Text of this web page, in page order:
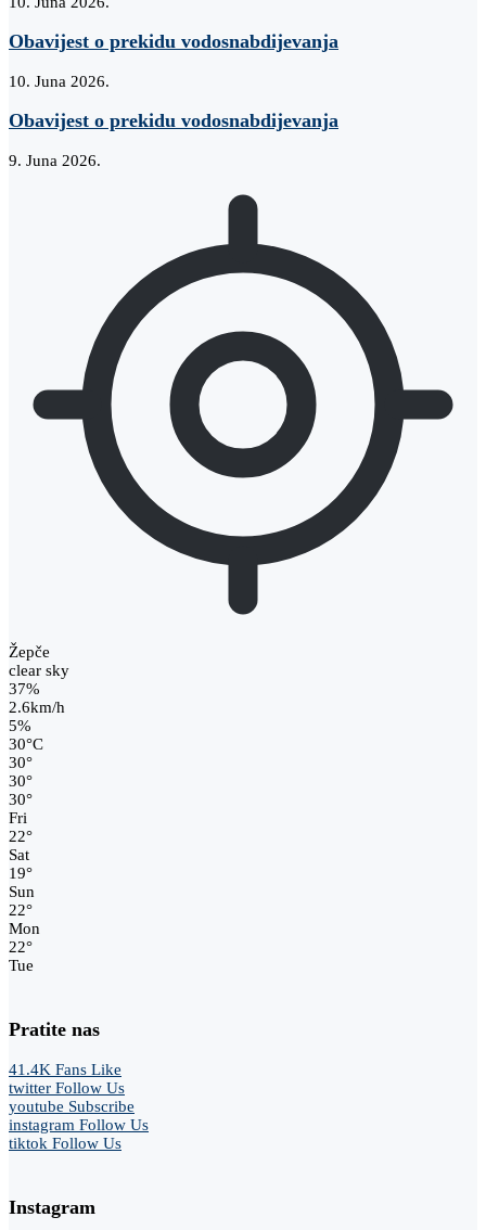
Obavijest o prekidu vodosnabdijevanja
10. Juna 2026.
Obavijest o prekidu vodosnabdijevanja
9. Juna 2026.
Žepče
clear sky
37%
2.6km/h
5%
30°C
30°
30°
30°
Fri
22°
Sat
19°
Sun
22°
Mon
22°
Tue
Pratite nas
41.4K Fans Like
twitter Follow Us
youtube Subscribe
instagram Follow Us
tiktok Follow Us
Instagram